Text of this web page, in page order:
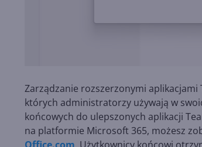
Zarządzanie rozszerzonymi
których administratorzy używają w
końcowych do ulepszonych aplikacji
na platformie Microsoft 365, możesz